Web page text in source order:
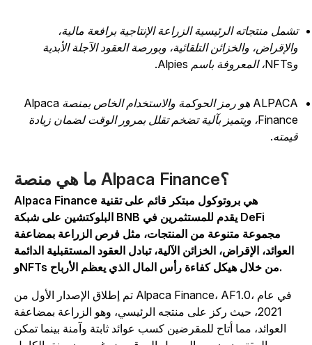
منتجاته الرئيسية الزراعة الإنتاجية برافعة مالية،
والخزائن التلقائية، وبورصة العقود الآجلة الأبدية
ALPACA هو رمز الحوكمة والاستخدام الخاص بمنصة Alpaca
Finance، ويتميز بآلية تضخم تقلل بمرور الوقت لضمان زيادة
Alpaca Finance هي بروتوكول مبتكر قائم على تقنية
البلوكتشين على شبكة BNB يقدم للمستثمرين في DeFi
مجموعة متنوعة من المنتجات، مثل فرص الزراعة بمضاعفة
العوائد، الإقراض، الخزائن الآلية، تبادل العقود المستقبلية الدائمة
تم إطلاق الإصدار الأول من Alpaca Finance، AF1.0، في عام
2021، حيث ركز على منتجه الرئيسي، وهو الزراعة بمضاعفة
العوائد، مما أتاح للمقرضين كسب عوائد ثابتة وآمنة بينما تمكن